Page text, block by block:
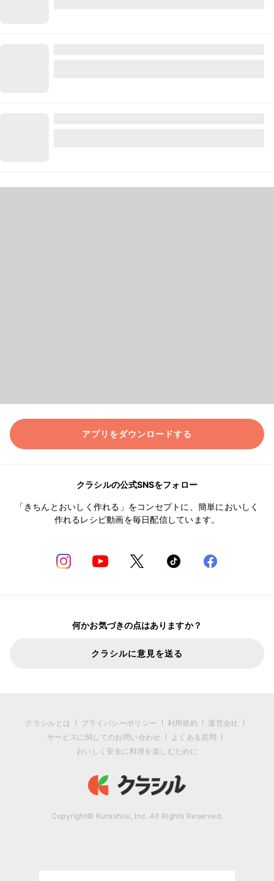
アプリをダウンロードする
クラシルの公式SNSをフォロー
「きちんとおいしく作れる」をコンセプトに、簡単においしく
作れるレシピ動画を毎日配信しています。
何かお気づきの点はありますか？
クラシルに意見を送る
クラシルとは プライバシーポリシー 利用規約
運営会社
サービスに関してのお問い合わせ
よくある質問
おいしく安全に料理を楽しむために
Copyright© Kurashiru, Inc. All Rights Reserved.